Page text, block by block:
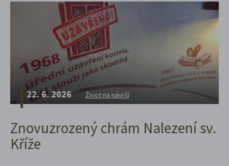
22. 6. 2026 Život na návrší
Znovuzrozený chrám Nalezení sv.
Kříže